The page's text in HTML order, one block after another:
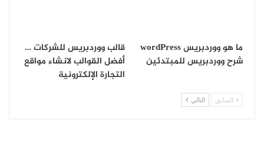
ما هو ووردبريس wordPress
شرح ووردبريس للمبتدئين
قالب ووردبريس للشركات …
أفضل القوالب لانشاء مواقع
التجارة الإلكترونية
السابق التالي